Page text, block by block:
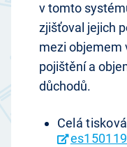
v tomto
zjišťoval jejich
mezi objemem
pojištění a
důchodů.
Celá